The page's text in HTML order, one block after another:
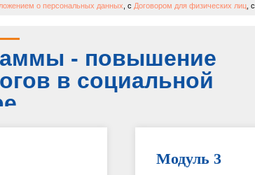
о персональных данных , с Договором для физических лиц , с
- повышение
в социальной
Модуль 3